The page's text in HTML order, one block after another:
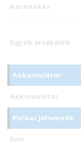
Azonosítás
Egyéb érzékelők
Akkumulátor
Akkumulátor
Fizikai jellemzők
Szín